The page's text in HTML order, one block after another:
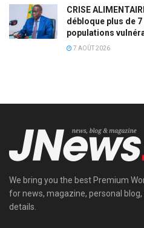
CRISE
débloque plus de
populations
7 AOÛT 2026
We bring you the best Premium
for news, magazine, personal
details.